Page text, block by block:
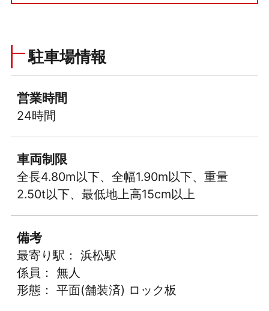
駐車場情報
営業時間
24時間
車両制限
全長4.80m以下、全幅1.90m以下、重量
2.50t以下、最低地上高15cm以上
備考
最寄り駅： 浜松駅
係員： 無人
形態： 平面(舗装済) ロック板